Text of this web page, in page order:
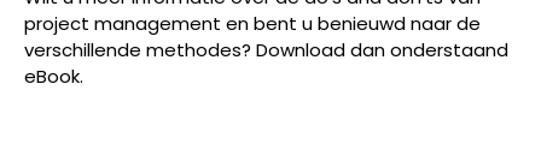
project management en bent u benieuwd naar de
verschillende methodes? Download dan onderstaand
eBook.